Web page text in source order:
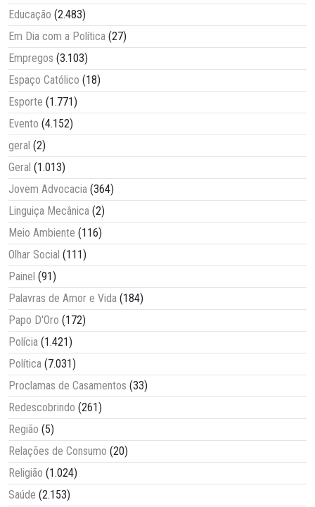
Educação (2.483)
Em Dia com a Política (27)
Empregos (3.103)
Espaço Católico (18)
Esporte (1.771)
Evento (4.152)
geral (2)
Geral (1.013)
Jovem Advocacia (364)
Linguiça Mecânica (2)
Meio Ambiente (116)
Olhar Social (111)
Painel (91)
Palavras de Amor e Vida (184)
Papo D'Oro (172)
Polícia (1.421)
Política (7.031)
Proclamas de Casamentos (33)
Redescobrindo (261)
Região (5)
Relações de Consumo (20)
Religião (1.024)
Saúde (2.153)